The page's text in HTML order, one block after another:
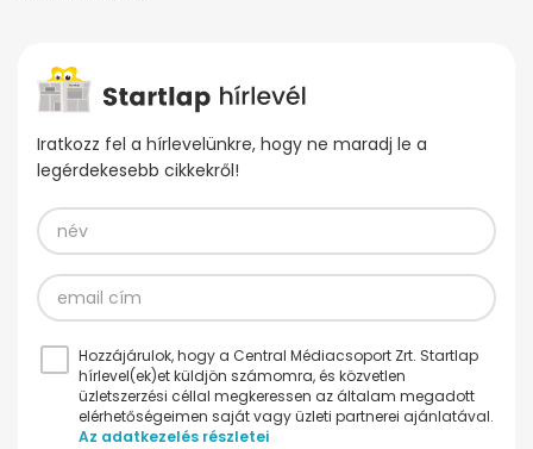
Iratkozz fel a hírlevelünkre, hogy ne maradj le a
legérdekesebb cikkekről!
Hozzájárulok, hogy a Central Médiacsoport Zrt. Startlap
hírlevel(ek)et küldjön számomra, és közvetlen
üzletszerzési céllal megkeressen az általam megadott
elérhetőségeimen saját vagy üzleti partnerei ajánlatával.
Az adatkezelés részletei